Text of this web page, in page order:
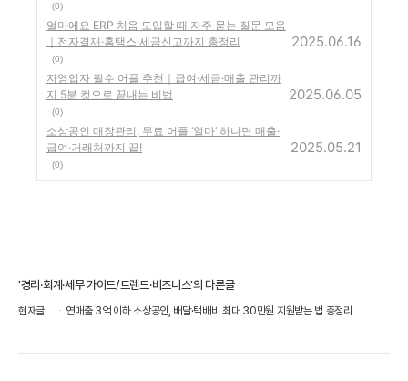
(0)
얼마에요 ERP 처음 도입할 때 자주 묻는 질문 모음
｜전자결재·홈택스·세금신고까지 총정리
(0)
2025.06.16
자영업자 필수 어플 추천｜급여·세금·매출 관리까
지 5분 컷으로 끝내는 비법
(0)
2025.06.05
소상공인 매장관리, 무료 어플 ‘얼마’ 하나면 매출·
급여·거래처까지 끝!
(0)
2025.05.21
'경리·회계·세무 가이드/트렌드·비즈니스'의 다른글
현재글 연매출 3억 이하 소상공인, 배달·택배비 최대 30만원 지원받는 법 총정리